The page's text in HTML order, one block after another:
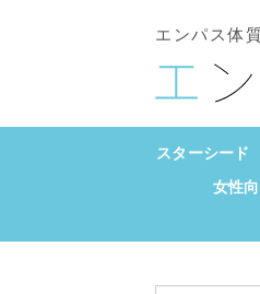
エンパス体
スターシード
女性